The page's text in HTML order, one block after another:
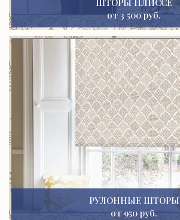
от 3 500 руб.
РУЛОННЫЕ ШТОРЫ
от 950 руб.